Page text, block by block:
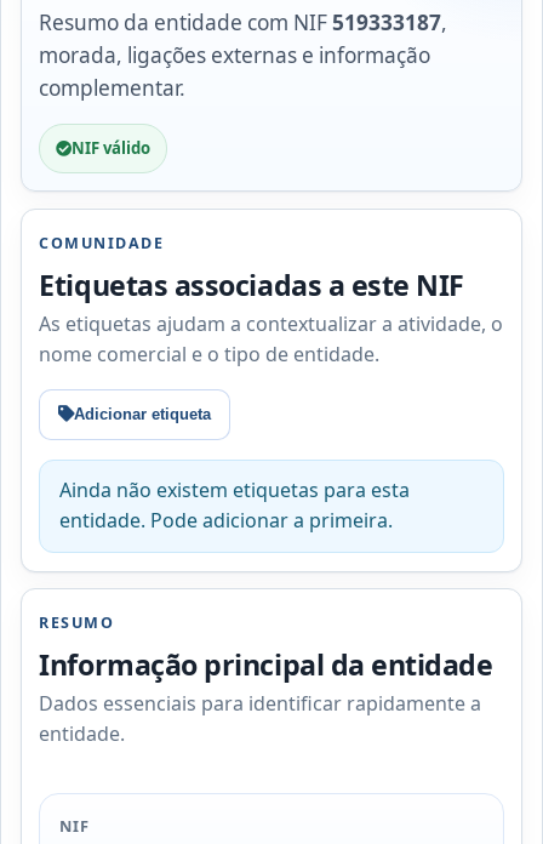
Resumo da entidade com NIF519333187,
morada, ligações externas e informação
complementar.
NIF válido
COMUNIDADE
Etiquetas associadas a este NIF
As etiquetas ajudam a contextualizar a atividade, o
nome comercial e o tipo de entidade.
Adicionar etiqueta
Ainda não existem etiquetas para esta
entidade. Pode adicionar a primeira.
RESUMO
Informação principal da entidade
Dados essenciais para identificar rapidamente a
entidade.
NIF